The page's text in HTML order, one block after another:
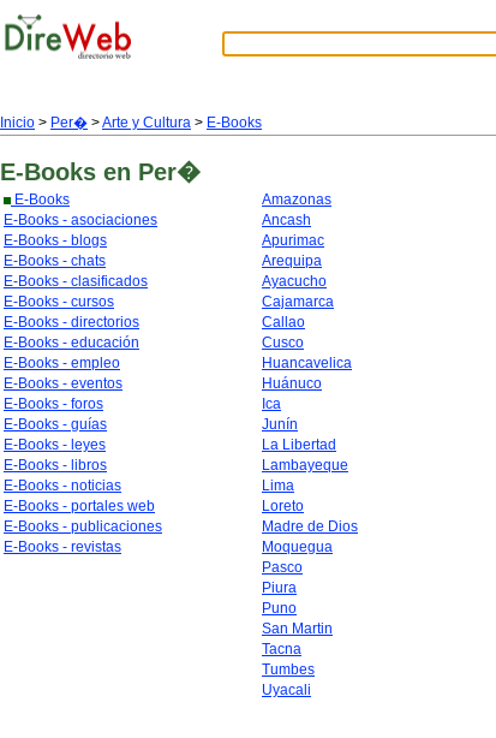
Inicio > Per� >Arte y Cultura > E-Books
E-Books en Per�
E-Books
E-Books - asociaciones
E-Books - blogs
E-Books - chats
E-Books - clasificados
E-Books - cursos
E-Books - directorios
E-Books - educación
E-Books - empleo
E-Books - eventos
E-Books - foros
E-Books - guías
E-Books - leyes
E-Books - libros
E-Books - noticias
E-Books - portales web
E-Books - publicaciones
E-Books - revistas
Amazonas
Ancash
Apurimac
Arequipa
Ayacucho
Cajamarca
Callao
Cusco
Huancavelica
Huánuco
Ica
Junín
La Libertad
Lambayeque
Lima
Loreto
Madre de Dios
Moquegua
Pasco
Piura
Puno
San Martin
Tacna
Tumbes
Uyacali